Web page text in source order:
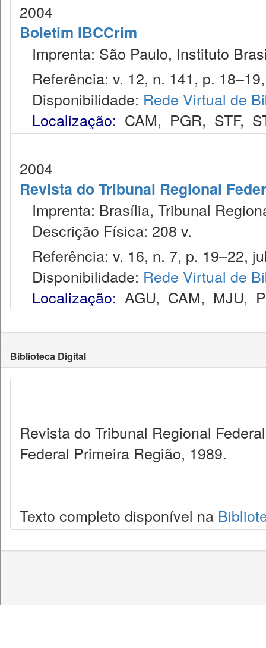
2004
Boletim IBCCrim
Imprenta: São Paulo, Instituto
Referência: v. 12, n. 141, p.
Disponibilidade: Rede Virtual de
Localização: CAM, PGR, STF,
2004
Revista do Tribunal Regional
Imprenta: Brasília, Tribunal
Descrição Física: 208 v.
Referência: v. 16, n. 7, p. 19–22,
Disponibilidade: Rede Virtual de
Localização: AGU, CAM, MJU,
Biblioteca Digital
Revista do Tribunal Regional
Federal Primeira Região, 1989.
Texto completo disponível na